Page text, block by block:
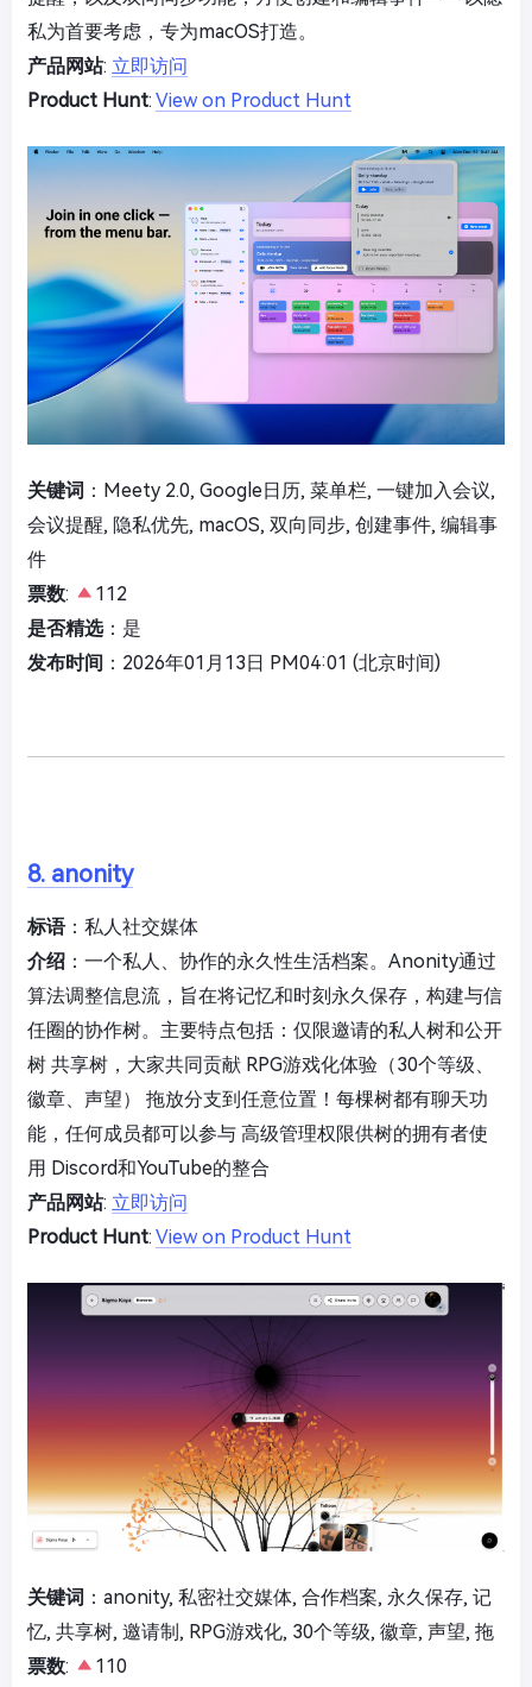
私为首要考虑，专为macOS打造。
产品网站: 立即访问
Product Hunt: View on Product Hunt
关键词 ：Meety 2.0, Google日历, 菜单栏, 一键加入会议,
会议提醒, 隐私优先, macOS, 双向同步, 创建事件, 编辑事
件
票数:
112
是否精选：是
发布时间 ：2026年01月13日 PM04:01 (北京时间)
8. anonity
标语：私人社交媒体
介绍 ：一个私人、协作的永久性生活档案。Anonity通过
算法调整信息流，旨在将记忆和时刻永久保存，构建与信
任圈的协作树。主要特点包括：仅限邀请的私人树和公开
树 共享树，大家共同贡献 RPG游戏化体验（30个等级、
徽章、声望） 拖放分支到任意位置！每棵树都有聊天功
能，任何成员都可以参与 高级管理权限供树的拥有者使
用 Discord和YouTube的整合
产品网站: 立即访问
Product Hunt: View on Product Hunt
关键词 ：anonity, 私密社交媒体, 合作档案, 永久保存, 记
忆, 共享树, 邀请制, RPG游戏化, 30个等级, 徽章, 声望, 拖
票数: 110